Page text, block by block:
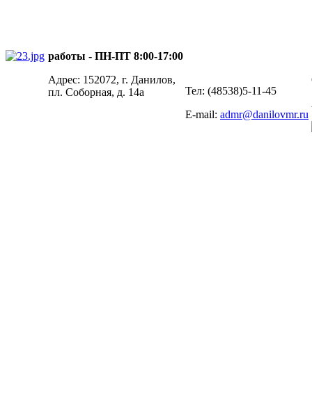
работы - ПН-ПТ 8:00-17:00
Адрес: 152072, г. Данилов,
пл. Соборная, д. 14а
Тел: (48538)5-11-45
E-mail: admr@danilovmr.ru